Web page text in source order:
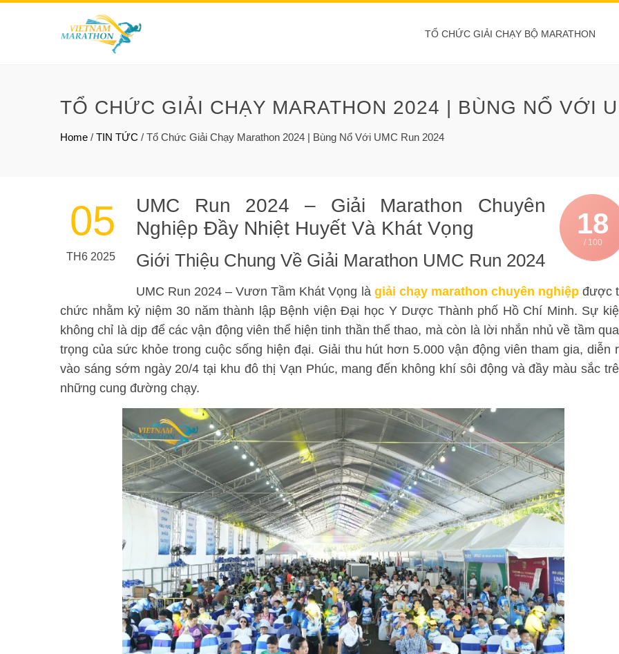
TỔ CHỨC GIẢI CHẠY BỘ MARATHON
TỔ CHỨC GIẢI CHẠY MARATHON 2024 | BÙNG NỔ VỚI
Home / TIN TỨC / Tổ Chức Giải Chạy Marathon 2024 | Bùng Nổ Với UMC Run 2024
05
TH6 2025
18
/ 100
UMC Run 2024 – Giải Marathon Chuyên
Nghiệp Đầy Nhiệt Huyết Và Khát Vọng
Giới Thiệu Chung Về Giải Marathon UMC Run 2024
UMC Run 2024 – Vươn Tầm Khát Vọng là giải chạy marathon chuyên nghiệpđược
chức nhằm kỷ niệm 30 năm thành lập Bệnh viện Đại học Y Dược Thành phố Hồ Chí Minh. Sự
không chỉ là dịp để các vận động viên thể hiện tinh thần thể thao, mà còn là lời nhắn nhủ về tầm
trọng của sức khỏe trong cuộc sống hiện đại. Giải thu hút hơn 5.000 vận động viên tham gia, diễn
vào sáng sớm ngày 20/4 tại khu đô thị Vạn Phúc, mang đến không khí sôi động và đầy màu sắc
những cung đường chạy.